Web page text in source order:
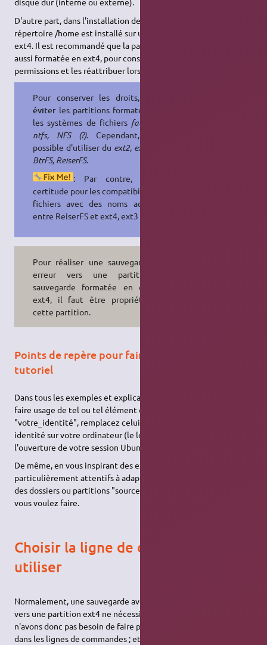
D'autre part, dans l'installation de Ubuntu par défaut, le
répertoire /home est installé sur une partition formatée en
ext4. Il est recommandé que la partition de sauvegarde soit
aussi formatée en ext4, pour conserver correctement les
permissions et les réattribuer lors de la restauration.
Pour conserver les droits, il
éviterles partitions formatées avec
les systèmes de fichiers fat, FAT32,
ntfs, NFS(?). Cependant, il est
possible d'utiliser du ext2, ext3, ext4,
BtrFS, ReiserFS.
: Par contre, pas de
certitude pour les compatibilités des
fichiers avec des noms accentués
entre ReiserFS et ext4, ext3 ou ext2
Pour réaliser une sauvegarde sans
erreur vers une partition de
sauvegarde formatée en ext3 ou
ext4, il faut être propriétaire de
cette partition.
Points de repère pour faire bon usage de ce
tutoriel
Dans tous les exemples et explications de ce tutoriel, pour
faire usage de tel ou tel élément comportant le texte
"votre_identité", remplacez celui-ci par votre véritable
identité sur votre ordinateur (le login que vous indiquez lors de
l'ouverture de votre session Ubuntu).
De même, en vous inspirant des exemples proposés, soyez
particulièrement attentifs à adapter correctement les chemins
des dossiers ou partitions "source" et "destination" à ce que
vous voulez faire.
Choisir la ligne de commande à
utiliser
Normalement, une sauvegarde avec rsync d'une partition ext4
vers une partition ext4 ne nécessite pas de droits root. Nous
n'avons donc pas besoin de faire précéder "rsync" par "sudo"
dans les lignes de commandes ; et donc, pas besoin de mot de